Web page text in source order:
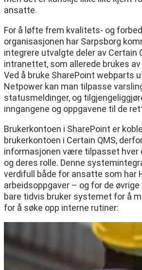
ansatte.
For å løfte frem kvalitets- og
organisasjonen har Sarpsborg
integrere utvalgte deler av Certain
intranettet, som allerede brukes
Ved å bruke SharePoint webparts
Netpower kan man tilpasse
statusmeldinger, og
inngangene og oppgavene til de
Brukerkontoen i SharePoint er
brukerkontoen i Certain QMS,
informasjonen være tilpasset hver
og deres rolle. Denne
verdifull både for ansatte som har
arbeidsoppgaver – og for de
bare tidvis bruker systemet for å
for å søke opp interne rutiner: